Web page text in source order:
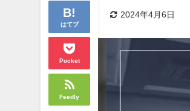
はてブ
Pocket
Feedly
2024年4月6日